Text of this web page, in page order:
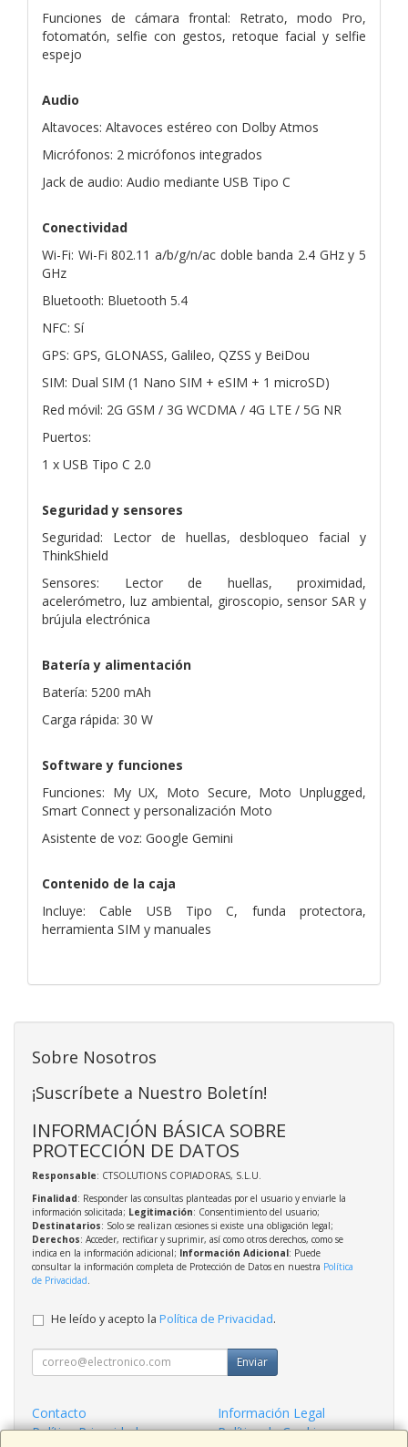
Funciones de cámara frontal: Retrato, modo Pro,
fotomatón, selfie con gestos, retoque facial y selfie
espejo
Audio
Altavoces: Altavoces estéreo con Dolby Atmos
Micrófonos: 2 micrófonos integrados
Jack de audio: Audio mediante USB Tipo C
Conectividad
Wi-Fi: Wi-Fi 802.11 a/b/g/n/ac doble banda 2.4 GHz y 5
GHz
Bluetooth: Bluetooth 5.4
NFC: Sí
GPS: GPS, GLONASS, Galileo, QZSS y BeiDou
SIM: Dual SIM (1 Nano SIM + eSIM + 1 microSD)
Red móvil: 2G GSM / 3G WCDMA / 4G LTE / 5G NR
Puertos:
1 x USB Tipo C 2.0
Seguridad y sensores
Seguridad: Lector de huellas, desbloqueo facial y
ThinkShield
Sensores: Lector de huellas, proximidad,
acelerómetro, luz ambiental, giroscopio, sensor SAR y
brújula electrónica
Batería y alimentación
Batería: 5200 mAh
Carga rápida: 30 W
Software y funciones
Funciones: My UX, Moto Secure, Moto Unplugged,
Smart Connect y personalización Moto
Asistente de voz: Google Gemini
Contenido de la caja
Incluye: Cable USB Tipo C, funda protectora,
herramienta SIM y manuales
Sobre Nosotros
¡Suscríbete a Nuestro Boletín!
INFORMACIÓN BÁSICA SOBRE
PROTECCIÓN DE DATOS
Responsable: CTSOLUTIONS COPIADORAS, S.L.U.
Finalidad: Responder las consultas planteadas por el usuario y enviarle la
información solicitada; Legitimación: Consentimiento del usuario;
Destinatarios: Solo se realizan cesiones si existe una obligación legal;
Derechos: Acceder, rectificar y suprimir, así como otros derechos, como se
indica en la información adicional; Información Adicional: Puede
consultar la información completa de Protección de Datos en nuestra Política
de Privacidad
He leído y acepto la Política de Privacidad.
Enviar
Contacto
Información Legal
Política Privacidad
Política de Cookies